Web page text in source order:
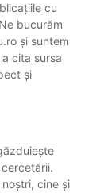
cu
bucurăm
și suntem
cita sursa
și
cine și